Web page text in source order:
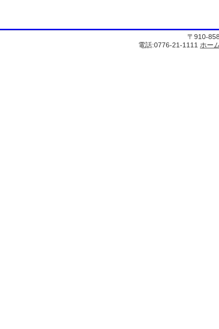
〒910-
電話:0776-21-1111 ホー